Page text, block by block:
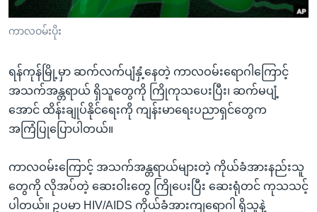
ကြည့်
ရှာဖွေ
ရန်
နေရာ
သို့
ရန်
ဘာသာစကားများ
ကာလဝမ်းပိုး
ရန်ကုန်မြို့မှာ ဆက်လက်ပျံနှံ့နေတဲ့ ကာလဝမ်းရောဂါကြောင့်
အသက်အန္တရာယ် ရှိသူတွေကို ကြိုကုသပေးပြီး၊ ဆက်မပျံ့
အောင် ထိန်းချုပ်နိုင်ရေးကို ကျန်းမာရေးပညာရှင်တွေက
အကြံပြုပြောပါတယ်။
ကာလဝမ်းကြောင့် အသက်အန္တရာယ်များတဲ့ ကိုယ်ခံအားနည်းသူ
တွေကို လိုအပ်တဲ့ ဆေးဝါးတွေ ကြိုပေးပြီး ဆေးရုံတင် ကုသသင့်
ပါတယ်။ ဥပမာ HIV/AIDS ကိုယ်ခံအားကျရောဂါ ရှိသူနဲ့